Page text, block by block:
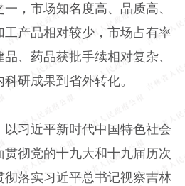
，市场知名度高、品质高、
产品相对较少，市场占有率
、药品获批手续相对复杂、
研成果到省外转化。
习近平新时代中国特色社会
彻党的十九大和十九届历次
落实习近平总书记视察吉林